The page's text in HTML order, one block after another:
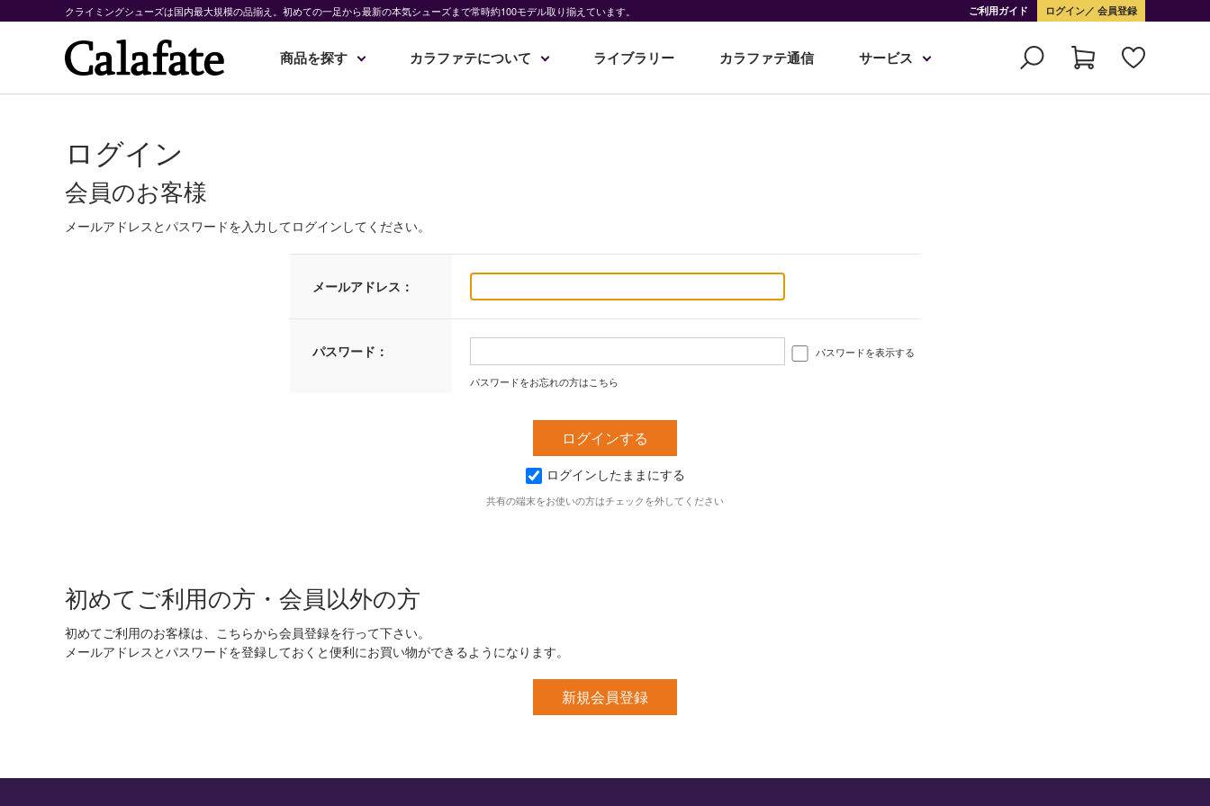
クライミングシューズは国内最大規模の品揃え。初めての一足から最新の本気シューズまで常時約100モデル取り揃えています。 ご利用ガイド ログイン 会員登録
商品を探す カラファテについて ライブラリー カラファテ通信 サービス
ログイン
会員のお客様
メールアドレスとパスワードを入力してログインしてください。
メールアドレス：
パスワード： パスワードを表示する
パスワードをお忘れの方はこちら
ログインしたままにする
共有の端末をお使いの方はチェックを外してください
初めてご利用の方・会員以外の方
初めてご利用のお客様は、こちらから会員登録を行って下さい。
メールアドレスとパスワードを登録しておくと便利にお買い物ができるようになります。